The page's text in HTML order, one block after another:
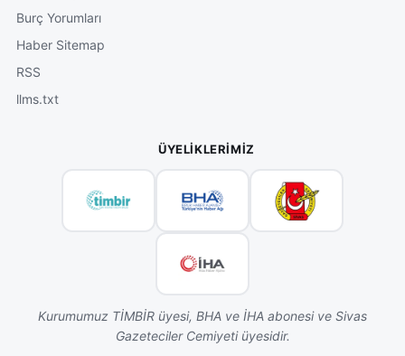
Burç Yorumları
Haber Sitemap
RSS
llms.txt
ÜYELIKLERIMIZ
Kurumumuz TİMBİR üyesi, BHA ve İHA abonesi ve Sivas
Gazeteciler Cemiyeti üyesidir.